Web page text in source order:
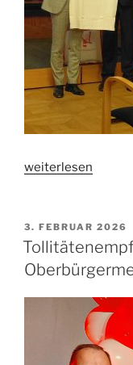
„100.
Valéry
Giscard
d`Estaing“
weiterlesen
VERÖFFENTLICHT
AM
3. FEBRUAR 2026